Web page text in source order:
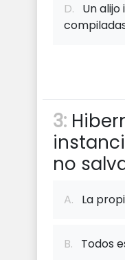
D. Un
3:
no
A. La
B. Todos